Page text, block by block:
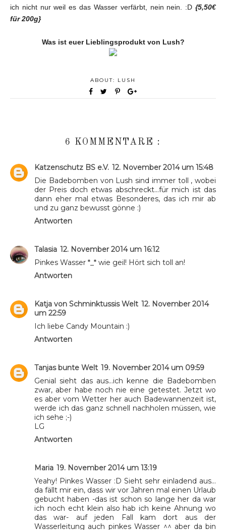
ich nicht nur weil es das Wasser verfärbt, nein nein. :D {5,50€
für 200g}
Was ist euer Lieblingsprodukt von Lush?
ABOUT: LUSH
6 KOMMENTARE :
Katzenschutz BS e.V. 12. November 2014 um 15:48
Die Badebomben von Lush sind immer toll , wobei
der Preis doch etwas abschreckt...für mich ist das
dann eher mal etwas Besonderes, das ich mir ab
und zu ganz bewusst gönne :)
Antworten
Talasia 12. November 2014 um 16:12
Pinkes Wasser *_* wie geil! Hört sich toll an!
Antworten
Katja von Schminktussis Welt 12. November 2014
um 22:59
Ich liebe Candy Mountain :)
Antworten
Tanjas bunte Welt 19. November 2014 um 09:59
Genial sieht das aus...ich kenne die Badebomben
zwar, aber habe noch nie eine getestet. Jetzt wo
es aber vom Wetter her auch Badewannenzeit ist,
werde ich das ganz schnell nachholen müssen, wie
ich sehe ;-)
LG
Antworten
Maria 19. November 2014 um 13:19
Yeahy! Pinkes Wasser :D Sieht sehr einladend aus...
da fällt mir ein, dass wir vor Jahren mal einen Urlaub
gebucht haben -das ist schon so lange her da war
ich noch echt klein also hab ich keine Ahnung wo
das war- auf jeden Fall kam dort aus der
Wasserleitung auch pinkes Wasser ^^ aber da bin